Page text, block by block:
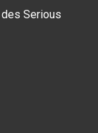
Serious